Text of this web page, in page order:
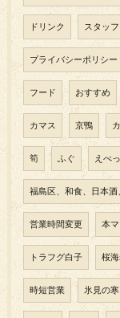
ドリンク スタッフ
プライバシーポリシー
フード おすすめ
カマス 京鴨
筍 ふぐ えべ
福島区、和食、日本
営業時間変更 本マ
トラフグ白子 桜
時短営業 氷見の寒